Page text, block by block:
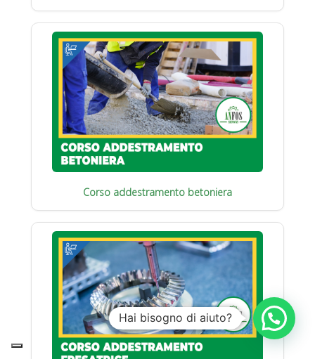
Corso addestramento betoniera
Hai bisogno di aiuto?